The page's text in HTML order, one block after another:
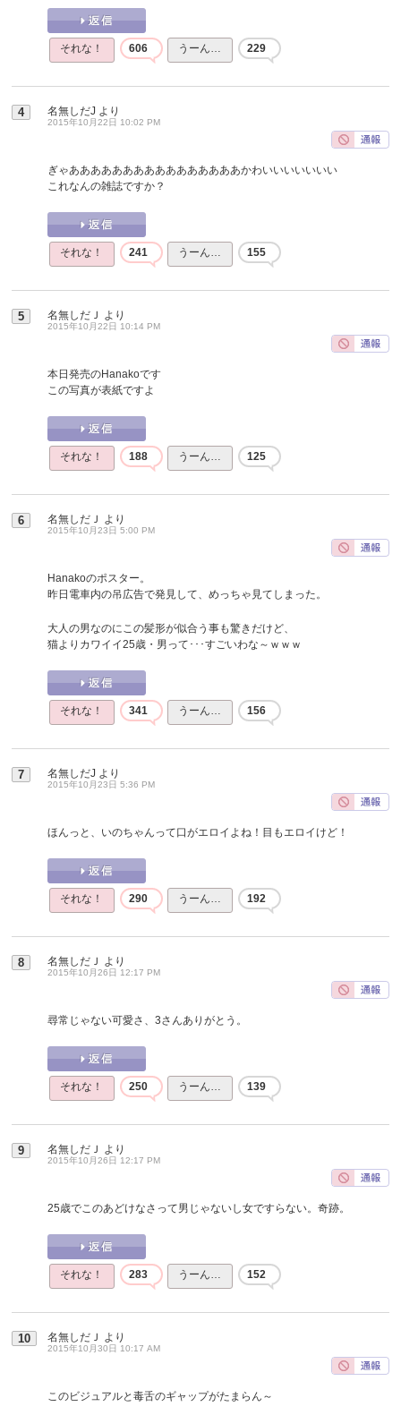
それな！ 606 うーん… 229
4 名無しだJ より
2015年10月22日 10:02 PM
ぎゃああああああああああああああああかわいいいいいいい
これなんの雑誌ですか？
それな！ 241 うーん… 155
5 名無しだＪ より
2015年10月22日 10:14 PM
本日発売のHanakoです
この写真が表紙ですよ
それな！ 188 うーん… 125
6 名無しだＪ より
2015年10月23日 5:00 PM
Hanakoのポスター。
昨日電車内の吊広告で発見して、めっちゃ見てしまった。
大人の男なのにこの髪形が似合う事も驚きだけど、
猫よりカワイイ25歳・男って･･･すごいわな～ｗｗｗ
それな！ 341 うーん… 156
7 名無しだJ より
2015年10月23日 5:36 PM
ほんっと、いのちゃんって口がエロイよね！目もエロイけど！
それな！ 290 うーん… 192
8 名無しだＪ より
2015年10月26日 12:17 PM
尋常じゃない可愛さ、3さんありがとう。
それな！ 250 うーん… 139
9 名無しだＪ より
2015年10月26日 12:17 PM
25歳でこのあどけなさって男じゃないし女ですらない。奇跡。
それな！ 283 うーん… 152
10 名無しだＪ より
2015年10月30日 10:17 AM
このビジュアルと毒舌のギャップがたまらん～